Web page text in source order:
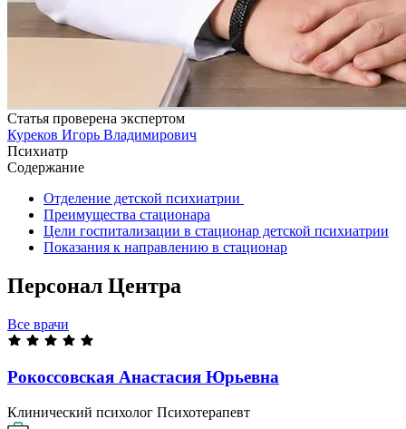
Статья проверена экспертом
Куреков Игорь Владимирович
Психиатр
Содержание
Отделение детской психиатрии
Преимущества стационара
Цели госпитализации в стационар детской психиатрии
Показания к направлению в стационар
Персонал Центра
Все врачи
Рокоссовская Анастасия Юрьевна
Клинический психолог Психотерапевт